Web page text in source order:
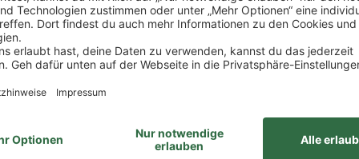
alle Aufgaben gemeinsam. Unsere
von Geschlecht/geschlechtlicher Identität, ethnischer
Alter sowie sexueller Orientierung oder weiteren